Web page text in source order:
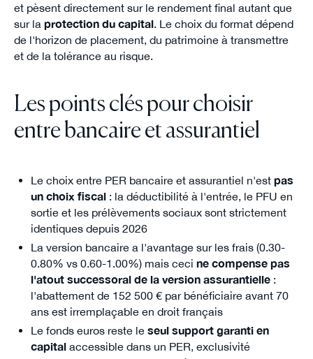
et pèsent directement sur le rendement final autant que
sur la protection du capital. Le choix du format dépend
de l'horizon de placement, du patrimoine à transmettre
et de la tolérance au risque.
Les points clés pour choisir
entre bancaire et assurantiel
Le choix entre PER bancaire et assurantiel n'est pas
un choix fiscal: la déductibilité à l'entrée, le PFU en
sortie et les prélèvements sociaux sont strictement
identiques depuis 2026
La version bancaire a l'avantage sur les frais (0.30-
0.80% vs 0.60-1.00%) mais ceci ne compense pas
l'atout successoral de la version assurantielle:
l'abattement de 152 500 € par bénéficiaire avant 70
ans est irremplaçable en droit français
Le fonds euros reste le seul support garanti en
capitalaccessible dans un PER, exclusivité